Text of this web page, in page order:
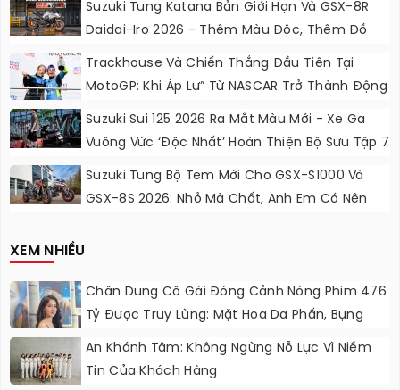
Suzuki Tung Katana Bản Giới Hạn Và GSX-8R
Daidai-Iro 2026 - Thêm Màu Độc, Thêm Đồ
Chơi, Thêm Cá Tính
Trackhouse Và Chiến Thắng Đầu Tiên Tại
MotoGP: Khi Áp Lự” Từ NASCAR Trở Thành Động
Lực Ngọt Ngào
Suzuki Sui 125 2026 Ra Mắt Màu Mới - Xe Ga
Vuông Vức ‘độc Nhất’ Hoàn Thiện Bộ Sưu Tập 7
Sắc Cầu Vồng
Suzuki Tung Bộ Tem Mới Cho GSX-S1000 Và
GSX-8S 2026: Nhỏ Mà Chất, Anh Em Có Nên
XEM NHIỀU
Chân Dung Cô Gái Đóng Cảnh Nóng Phim 476
Tỷ Được Truy Lùng: Mặt Hoa Da Phấn, Bụng
“không Gợn Sóng”
An Khánh Tâm: Không Ngừng Nỗ Lực Vì Niềm
Tin Của Khách Hàng